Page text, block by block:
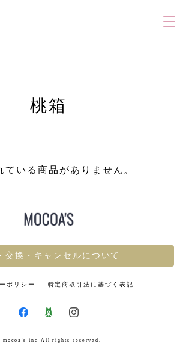
桃箱
ている商品がありません。
交換・キャンセルについて
ポリシー 特定商取引法に基づく表記
mocoa's inc All rights reserved.